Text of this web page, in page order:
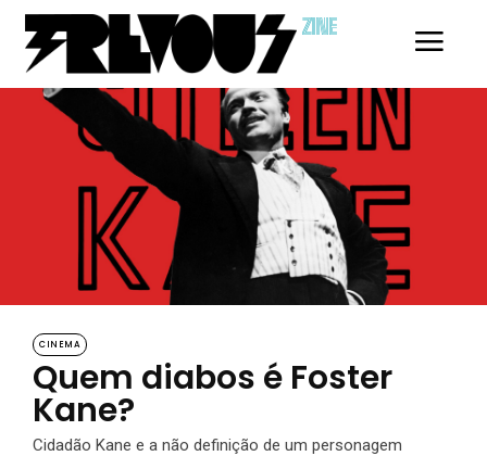
ZINE
CINEMA
​​Quem diabos é Foster
Kane?
Cidadão Kane e a não definição de um personagem